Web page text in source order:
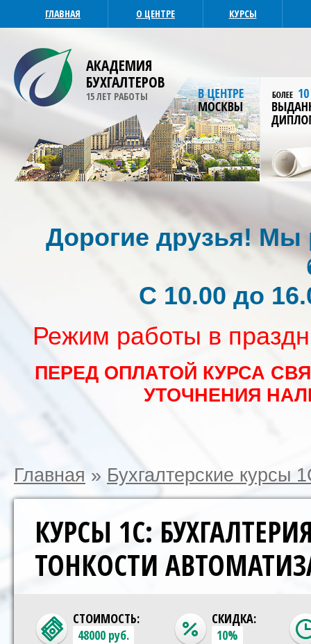
ГЛАВНАЯ О ЦЕНТРЕ КУРСЫ
АКАДЕМИЯ
БУХГАЛТЕРОВ
15 ЛЕТ РАБОТЫ
Дорогие друзья! Мы
С 10.00 до
Режим работы в
ПЕРЕД ОПЛАТОЙ КУРСА
УТОЧНЕНИЯ
Главная » Бухгалтерские курсы
КУРСЫ 1С:
ТОНКОСТИ
СТОИМОСТЬ:
48000 руб.
СКИДКА:
10%